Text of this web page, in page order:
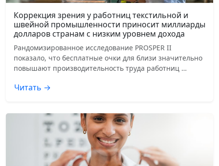
Коррекция зрения у работниц текстильной и
швейной промышленности приносит миллиарды
долларов странам с низким уровнем дохода
Рандомизированное исследование PROSPER II
показало, что бесплатные очки для близи значительно
повышают производительность труда работниц …
Читать →